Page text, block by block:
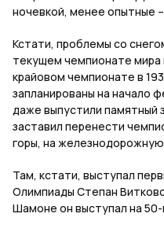
ночевкой, менее опытные
Кстати, проблемы со
текущем чемпионате мира
крайовом чемпионате в
запланированы на начало
даже выпустили памятный
заставил перенести
горы, на
Там, кстати, выступал
Олимпиады Степан
Шамоне он выступал на